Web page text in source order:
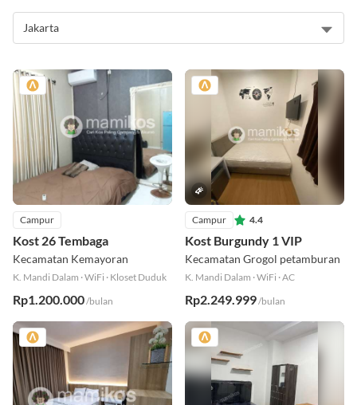
Campur
Kost 26 Tembaga
Kecamatan Kemayoran
K. Mandi Dalam ·WiFi · Kloset Duduk
Rp1.200.000/bulan
Campur 4.4
Kost Burgundy 1 VIP
Kecamatan Grogol petamburan
K. Mandi Dalam ·WiFi ·AC
Rp2.249.999/bulan